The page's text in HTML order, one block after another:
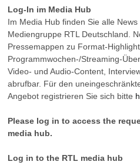
Log-In im Media Hub
Im Media Hub finden Sie alle
Mediengruppe RTL Deutschland.
Pressemappen zu Format-
Programmwochen-/Streaming-
Video- und Audio-Content,
abrufbar. Für den
Angebot registrieren Sie sich bitte
Please log in to access the
media hub.
Log in to the RTL media hub